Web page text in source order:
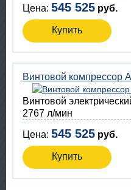
Цена: 545 525 руб.
Купить
Винтовой компрессор
Винтовой
2767 л/мин
Цена: 545 525 руб.
Купить